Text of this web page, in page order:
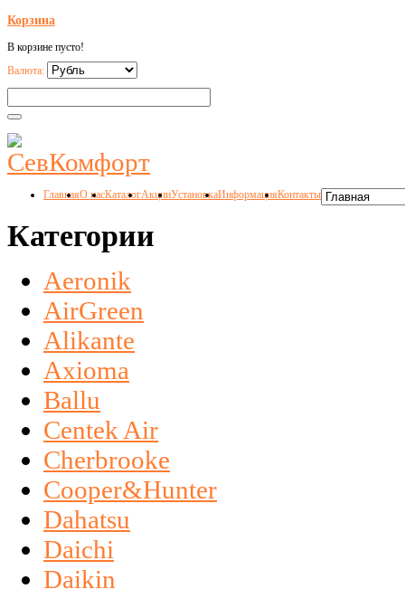
Корзина
В корзине пусто!
Валюта:
ГлавнаяО насКаталогАкцииУстановкаИнформацияКонтакты
Категории
Aeronik
AirGreen
Alikante
Axioma
Ballu
Centek Air
Cherbrooke
Cooper&Hunter
Dahatsu
Daichi
Daikin